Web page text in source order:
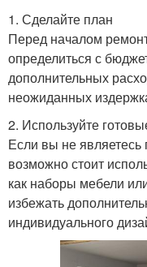
1. Сделайте план
Перед началом
определиться с
дополнительных
неожиданных
2. Используйте
Если вы не
возможно стоит
как наборы мебели
избежать
индивидуального